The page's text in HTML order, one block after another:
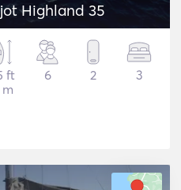
Highland 35
ft
m
6 2 3